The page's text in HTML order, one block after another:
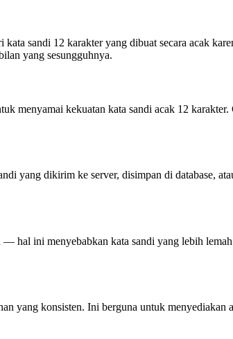
sandi 12 karakter yang dibuat secara acak
yang sesungguhnya.
menyamai kekuatan kata sandi acak 12
yang dikirim ke server, disimpan di database,
ini menyebabkan kata sandi yang lebih
yang konsisten. Ini berguna untuk